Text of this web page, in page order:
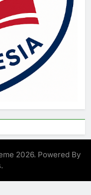
2026. Powered By
.